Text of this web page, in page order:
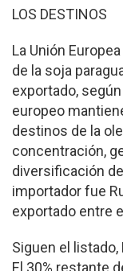
LOS DESTINOS
La Unión
de la soja
exportado,
europeo
destinos de la
concentración,
diversificación
importador fue
exportado entre
Siguen el listado,
El 30% restante